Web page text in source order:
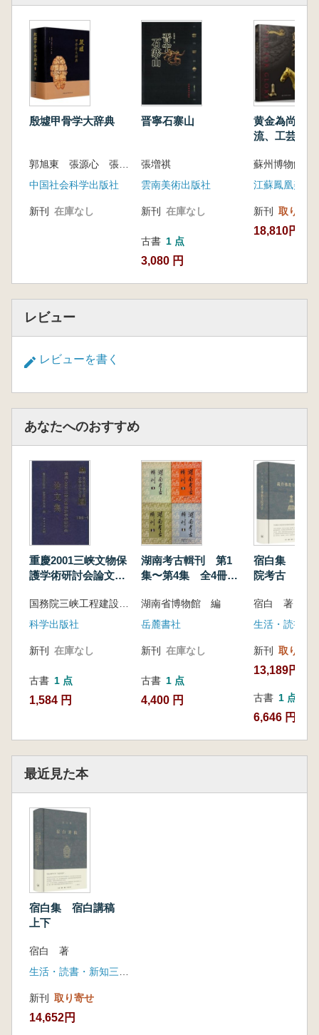
殷墟甲骨学大辞典
中国社会科学出版社
新刊 在庫なし
晋寧石寨山
張増祺
雲南美術出版社
新刊 在庫なし
古書 1 点
3,080 円
黄金為尚:歴
流、工芸
蘇州博物館
江蘇鳳凰美術
新刊 取り寄せ
18,810円
レビュー
レビューを書く
あなたへのおすすめ
重慶2001三峡文物保
護学術研討会論文
科学出版社
新刊 在庫なし
古書 1 点
1,584 円
湖南考古輯刊 第1
集〜第4集 全4冊セ
湖南省博物館 編
岳麓書社
新刊 在庫なし
古書 1 点
4,400 円
宿白集 蔵伝
院考古
宿白 著
新刊 取り寄せ
13,189円
古書 1 点
6,646 円
最近見た本
宿白集 宿白講稿
上下
宿白 著
新刊 取り寄せ
14,652円